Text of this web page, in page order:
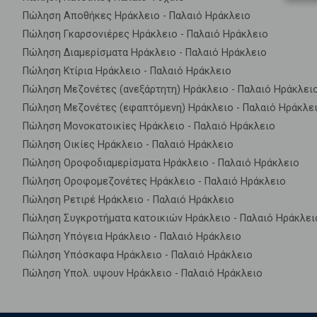
Πώληση Αποθήκες Ηράκλειο - Παλαιό Ηράκλειο
Πώληση Γκαρσονιέρες Ηράκλειο - Παλαιό Ηράκλειο
Πώληση Διαμερίσματα Ηράκλειο - Παλαιό Ηράκλειο
Πώληση Κτίρια Ηράκλειο - Παλαιό Ηράκλειο
Πώληση Μεζονέτες (ανεξάρτητη) Ηράκλειο - Παλαιό
Πώληση Μεζονέτες (εφαπτόμενη) Ηράκλειο - Παλαιό
Πώληση Μονοκατοικίες Ηράκλειο - Παλαιό Ηράκλειο
Πώληση Οικίες Ηράκλειο - Παλαιό Ηράκλειο
Πώληση Οροφοδιαμερίσματα Ηράκλειο - Παλαιό Ηράκλειο
Πώληση Οροφομεζονέτες Ηράκλειο - Παλαιό Ηράκλειο
Πώληση Ρετιρέ Ηράκλειο - Παλαιό Ηράκλειο
Πώληση Συγκροτήματα κατοικιών Ηράκλειο - Παλαιό
Πώληση Υπόγεια Ηράκλειο - Παλαιό Ηράκλειο
Πώληση Υπόσκαφα Ηράκλειο - Παλαιό Ηράκλειο
Πώληση Υπολ. υψουν Ηράκλειο - Παλαιό Ηράκλειο